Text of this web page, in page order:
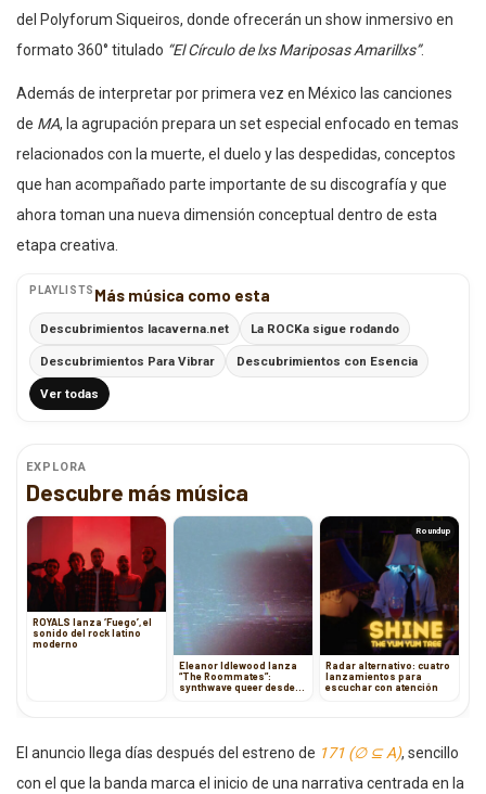
del Polyforum Siqueiros, donde ofrecerán un show inmersivo en
formato 360° titulado “El Círculo de lxs Mariposas Amarillxs”.
Además de interpretar por primera vez en México las canciones
de MA, la agrupación prepara un set especial enfocado en temas
relacionados con la muerte, el duelo y las despedidas, conceptos
que han acompañado parte importante de su discografía y que
ahora toman una nueva dimensión conceptual dentro de esta
etapa creativa.
PLAYLISTS Más música como esta
Descubrimientos lacaverna.net La ROCKa sigue rodando
Descubrimientos Para Vibrar Descubrimientos con Esencia
Ver todas
EXPLORA
Descubre más música
ROYALS lanza ‘Fuego’, el
sonido del rock latino
moderno
Eleanor Idlewood lanza
“The Roommates”:
synthwave queer desde
Roundup
Radar alternativo: cuatro
lanzamientos para
escuchar con atención
El anuncio llega días después del estreno de 171 (∅ ⊆ A), sencillo
con el que la banda marca el inicio de una narrativa centrada en la